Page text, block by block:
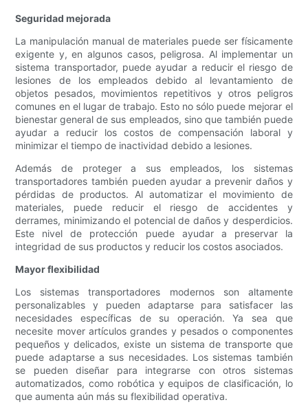
Seguridad mejorada
La manipulación manual de materiales puede ser físicamente
exigente y, en algunos casos, peligrosa. Al implementar un
sistema transportador, puede ayudar a reducir el riesgo de
lesiones de los empleados debido al levantamiento de
objetos pesados, movimientos repetitivos y otros peligros
comunes en el lugar de trabajo. Esto no sólo puede mejorar el
bienestar general de sus empleados, sino que también puede
ayudar a reducir los costos de compensación laboral y
minimizar el tiempo de inactividad debido a lesiones.
Además de proteger a sus empleados, los sistemas
transportadores también pueden ayudar a prevenir daños y
pérdidas de productos. Al automatizar el movimiento de
materiales, puede reducir el riesgo de accidentes y
derrames, minimizando el potencial de daños y desperdicios.
Este nivel de protección puede ayudar a preservar la
integridad de sus productos y reducir los costos asociados.
Mayor flexibilidad
Los sistemas transportadores modernos son altamente
personalizables y pueden adaptarse para satisfacer las
necesidades específicas de su operación. Ya sea que
necesite mover artículos grandes y pesados ​​o componentes
pequeños y delicados, existe un sistema de transporte que
puede adaptarse a sus necesidades. Los sistemas también
se pueden diseñar para integrarse con otros sistemas
automatizados, como robótica y equipos de clasificación, lo
que aumenta aún más su flexibilidad operativa.